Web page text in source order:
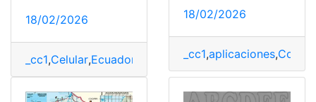
18/02/2026
_cc1,Celular,Ecuador Facebook,números,Personas
18/02/2026
_cc1,aplicaciones,